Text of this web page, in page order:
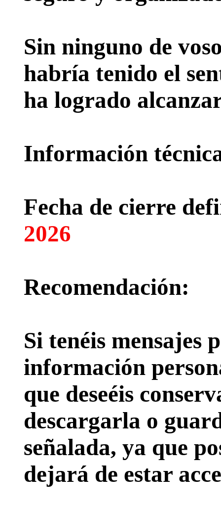
Sin ninguno de
habría tenido el
ha logrado
Información
Fecha de cierre
2026
Recomendación:
Si tenéis mensajes
información
que deseéis
descargarla o
señalada, ya que
dejará de estar